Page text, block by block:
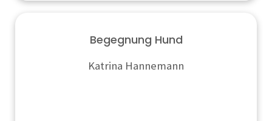
Begegnung Hund
Katrina Hannemann